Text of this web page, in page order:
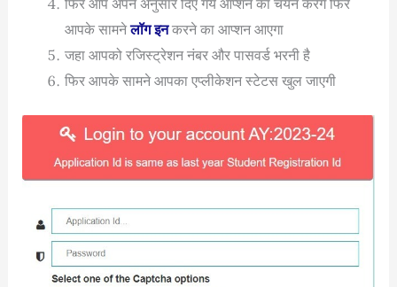
आपके सामनेलॉग इनकरने का आप्शन आएगा
जहा आपको रजिस्ट्रेशन नंबर और पासवर्ड भरनी है
फिर आपके सामने आपका एप्लीकेशन स्टेटस खुल जाएगी